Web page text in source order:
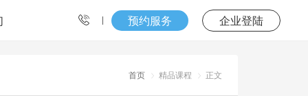
预约服务 企业登陆
首页 精品课程 正文